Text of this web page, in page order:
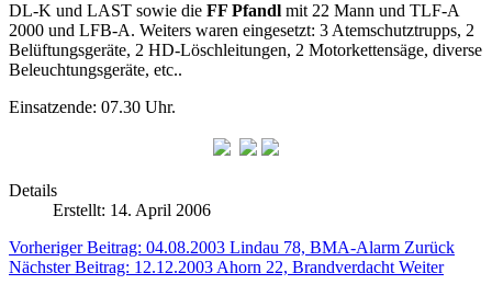
DL-K und LAST sowie die FF Pfandl mit 22 Mann und TLF-A
2000 und LFB-A. Weiters waren eingesetzt: 3 Atemschutztrupps, 2
Belüftungsgeräte, 2 HD-Löschleitungen, 2 Motorkettensäge, diverse
Beleuchtungsgeräte, etc..
Einsatzende: 07.30 Uhr.
Details
Erstellt: 14. April 2006
Vorheriger Beitrag: 04.08.2003 Lindau 78, BMA-Alarm Zurück
Nächster Beitrag: 12.12.2003 Ahorn 22, Brandverdacht Weiter